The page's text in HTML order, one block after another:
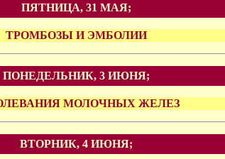
ПЯТНИЦА, 31 МАЯ;
ТРОМБОЗЫ И ЭМБОЛИИ
ПОНЕДЕЛЬНИК, 3 ИЮНЯ;
МОЛОЧНЫХ ЖЕЛЕЗ
ВТОРНИК, 4 ИЮНЯ;